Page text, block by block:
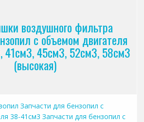
воздушного фильтра
с объемом двигателя
41см3, 45см3, 52см3, 58см3
(высокая)
Запчасти для бензопил с
38-41см3 Запчасти для бензопил с